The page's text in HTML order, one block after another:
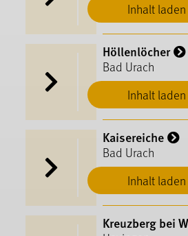
Inhalt laden
Inhalt laden
Höllenlöcher
Bad Urach
Inhalt laden
Kaisereiche
Bad Urach
Kreuzberg bei